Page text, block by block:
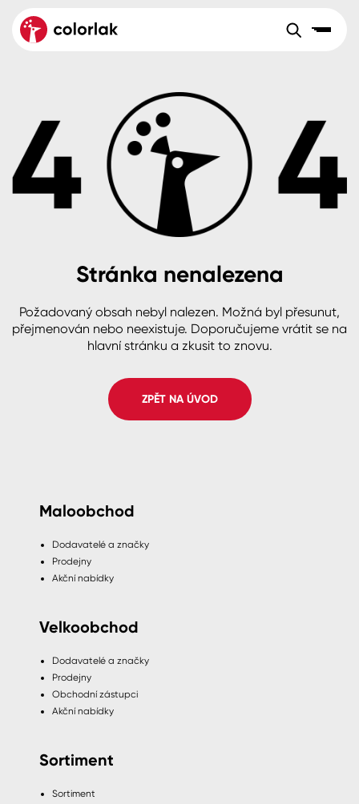
Velkoobchod Sortiment
Aktuality
Reference
O společnosti
B2B +420 800 145 555Po – Pá: 8:00–15:00
Česko
Slovensko Polsko Worldwide
Dřevo
Beton, asfalt, minerální podklady
Plast, sklo, keramika
Stěny
Fasády
Spreje
Colorlak Dekor
Colorlak Profi
Colorlak Pta
Stránka nenalezena
Požadovaný obsah nebyl nalezen. Možná byl přesunut,
přejmenován nebo neexistuje. Doporučujeme vrátit se na
hlavní stránku a zkusit to znovu.
ZPĚT NA ÚVOD
Maloobchod
Dodavatelé a značky
Prodejny
Akční nabídky
Velkoobchod
Dodavatelé a značky
Prodejny
Obchodní zástupci
Akční nabídky
Sortiment
Sortiment